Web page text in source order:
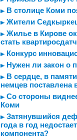
В столице Коми
Жители
Жилье в Кирове
стать
Конкурс
Нужен ли закон о
В сердце, в
немцев поставлена
Со стороны
Коми
Затянувшийся
года в год
компонента?